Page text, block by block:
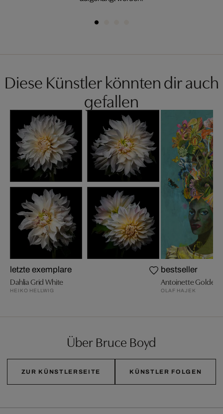
Diese Künstler könnten dir auch
gefallen
letzte exemplare
Dahlia Grid White
HEIKO HELLWIG
bestseller
Antoinette Golden
OLAF HAJEK
Über Bruce Boyd
ZUR KÜNSTLERSEITE KÜNSTLER FOLGEN